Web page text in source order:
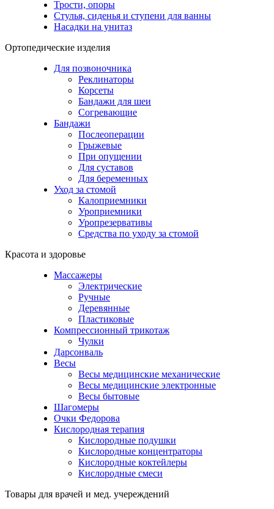
Трости, опоры
Стулья, сиденья и ступени для ванны
Насадки на унитаз
Ортопедические изделия
Для позвоночника
Реклинаторы
Корсеты
Бандажи для шеи
Согревающие
Бандажи
Послеоперации
Грыжевые
При опущении
Для суставов
Для беременных
Уход за стомой
Калоприемники
Уроприемники
Уропрезервативы
Средства по уходу за стомой
Красота и здоровье
Массажеры
Электрические
Ручные
Деревянные
Пластиковые
Компрессионный трикотаж
Чулки
Дарсонваль
Весы
Весы медицинские механические
Весы медицинские электронные
Весы бытовые
Шагомеры
Очки Федорова
Кислородная терапия
Кислородные подушки
Кислородные концентраторы
Кислородные коктейлеры
Кислородные смеси
Товары для врачей и мед. учереждений